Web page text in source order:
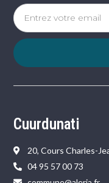
Cuurdunati
20, Cours Charles-
04 95 57 00 73